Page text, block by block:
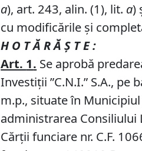
a), art. 243, alin. (1), lit. a)
cu modificările și
H O T Ă R Ă Ş T E :
Art. 1. Se aprobă
Investiţii ”C.N.I.” S.A.,
m.p., situate în
administrarea
Cărții funciare nr. C.F.